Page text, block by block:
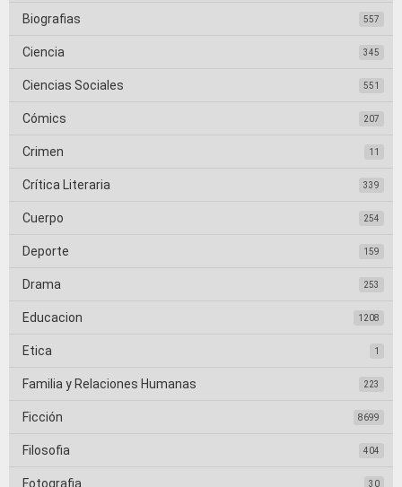
Biografias 557
Ciencia 345
Ciencias Sociales 551
Cómics 207
Crimen 11
Crítica Literaria 339
Cuerpo 254
Deporte 159
Drama 253
Educacion 1208
Etica 1
Familia y Relaciones Humanas 223
Ficción 8699
Filosofia 404
Fotografia 30